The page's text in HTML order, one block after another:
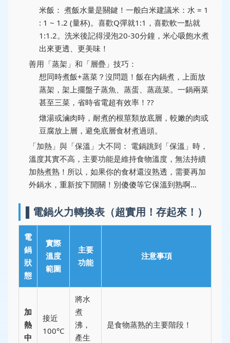
米飯： 煮飯水量是關鍵！一般白米建議米：水 = 1
: 1 ~ 1.2 (量杯)。喜歡Q彈就1:1，喜歡軟一點就
1:1.2。洗米後記得浸泡20-30分鐘，米心吸飽水煮
出來更透、更美味！
善用「蒸架」和「層疊」技巧：
想同時煮飯+蒸菜？沒問題！飯在內鍋煮，上面放
蒸架，架上擺盤子蒸魚、蒸蛋、蒸蔬菜。一鍋兩菜
甚至三菜，省時省電超有效率！??
燉湯或滷肉時，耐煮的根莖類放底層，較嫩的肉或
豆腐放上層，避免底層食材煮過頭。
「加熱」與「保溫」大不同： 電鍋跳到「保溫」時，
溫度其實不高，主要功能是維持食物溫度，無法持續
加熱煮熟！所以，如果你的食材還沒熟透，需要再加
外鍋水，重新按下開關！別傻傻等它保溫到熟啊...
▌電鍋火力轉換表（超實用！存起來！）
電
鍋
狀
態
實際
溫度
範圍
主要
功能
注意事項
加
熱
中
接近
100°C
將水
煮
沸，
產生
是食物蒸熟的主要階段！